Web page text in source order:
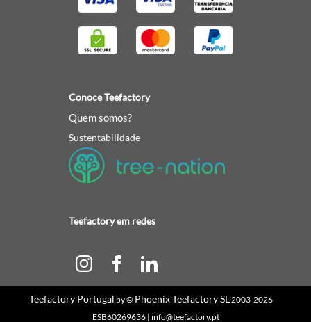
Conoce Teefactory
Quem somos?
Sustentabilidade
Teefactory em redes
Teefactory Portugal by © Phoenix Teefactory SL2003-2026
ESB60269636 | info@teefactory.pt